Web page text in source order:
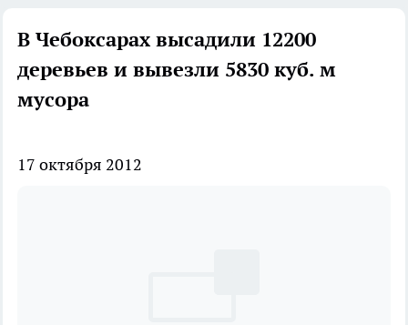
В Чебоксарах высадили 12200
деревьев и вывезли 5830 куб. м
мусора
17 октября 2012